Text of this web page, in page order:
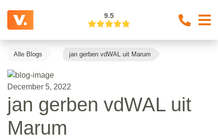
9.5
Alle Blogs jan gerben vdWAL uit Marum
December 5, 2022
jan gerben vdWAL uit
Marum